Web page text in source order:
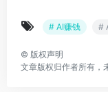
# AI赚钱 #
© 版权声明
文章版权归作者所有，